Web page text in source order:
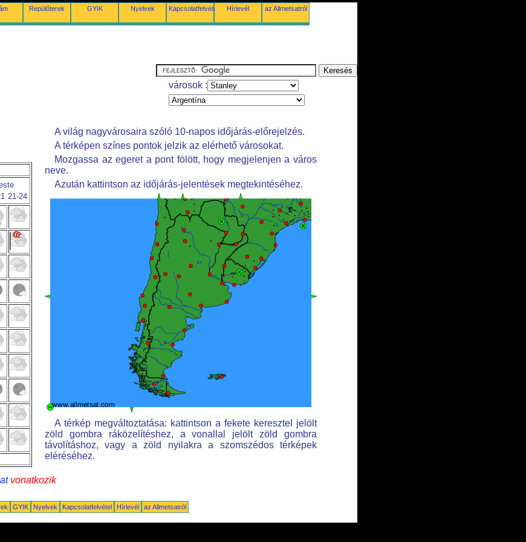
Repülőterek GYIK Nyelvek Kapcsolatfelvétel Hírlevél az Allmetsatról
városok :
21-24
A világ nagyvárosaira szóló 10-napos időjárás-előrejelzés.
A térképen színes pontok jelzik az elérhető városokat.
Mozgassa az egeret a pont fölött, hogy megjelenjen a város
neve.
Azután kattintson az időjárás-jelentések megtekintéséhez.
A térkép megváltoztatása: kattintson a fekete keresztel jelölt
zöld gombra ráközelítéshez, a vonallal jelölt zöld gombra
távolításhoz, vagy a zöld nyilakra a szomszédos térképek
eléréséhez.
vonatkozik
GYIK Nyelvek Kapcsolatfelvétel Hírlevél az Allmetsatról